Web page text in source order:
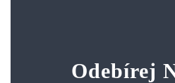
Odebírej